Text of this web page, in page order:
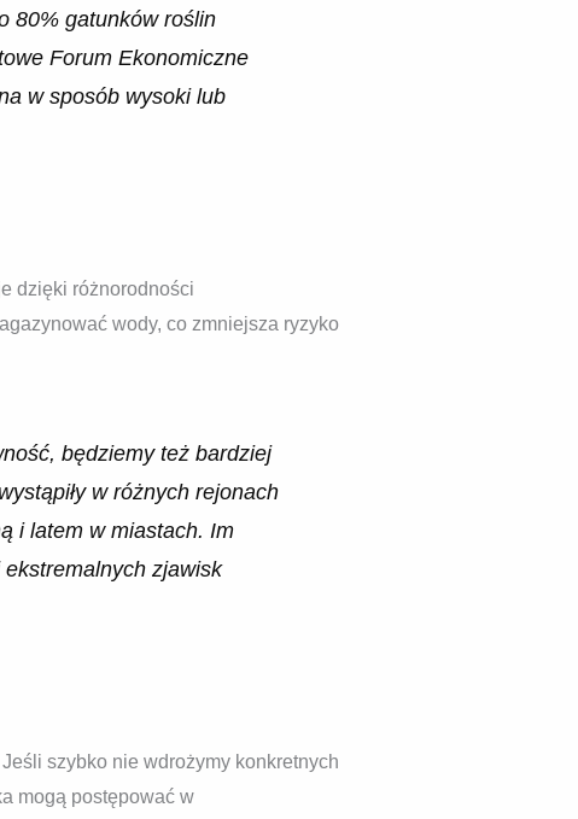
80% gatunków roślin
Forum Ekonomiczne
w sposób wysoki lub
dzięki różnorodności
wody, co zmniejsza ryzyko
będziemy też bardziej
w różnych rejonach
i latem w miastach. Im
zjawisk
szybko nie wdrożymy konkretnych
mogą postępować w